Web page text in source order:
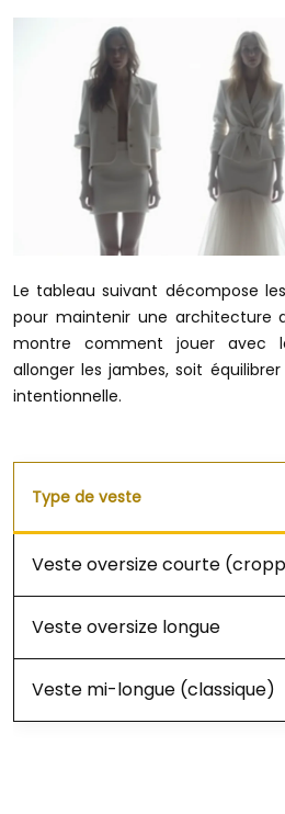
Le tableau suivant décompose
pour maintenir une architecture
montre comment jouer avec
allonger les jambes, soit
intentionnelle.
Type de veste
Veste oversize courte
Veste oversize longue
Veste mi-longue (classique)